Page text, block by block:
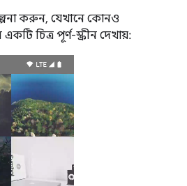
করুন, যেখানে কোনও
চিত্র পূর্ণ-স্ক্রীন দেখায়: